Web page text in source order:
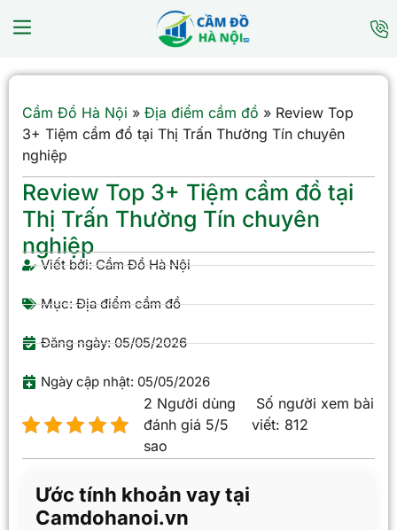
Cầm Đồ Hà Nội » Địa điểm cầm đồ » Review Top
3+ Tiệm cầm đồ tại Thị Trấn Thường Tín chuyên
nghiệp
Review Top 3+ Tiệm cầm đồ tại
Thị Trấn Thường Tín chuyên
nghiệp
Viết bởi:Cầm Đồ Hà Nội
Mục: Địa điểm cầm đồ
Đăng ngày: 05/05/2026
Ngày cập nhật: 05/05/2026
2 Người dùng
đánh giá 5/5
sao
Số người xem bài
viết: 812
Ước tính khoản vay tại
Camdohanoi.vn